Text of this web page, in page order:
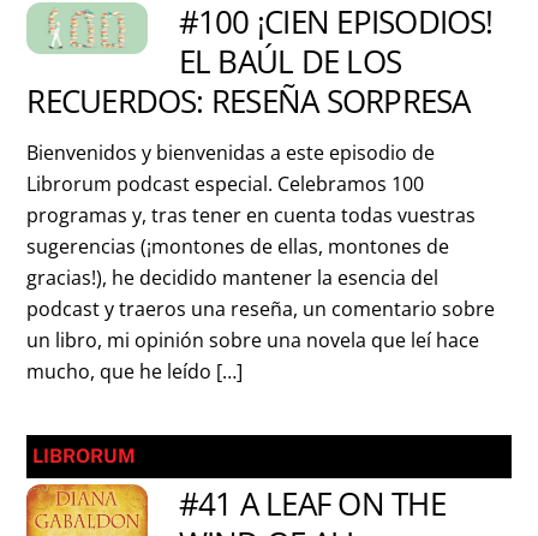
#100 ¡CIEN EPISODIOS!
EL BAÚL DE LOS
RECUERDOS: RESEÑA SORPRESA
Bienvenidos y bienvenidas a este episodio de
Librorum podcast especial. Celebramos 100
programas y, tras tener en cuenta todas vuestras
sugerencias (¡montones de ellas, montones de
gracias!), he decidido mantener la esencia del
podcast y traeros una reseña, un comentario sobre
un libro, mi opinión sobre una novela que leí hace
mucho, que he leído […]
LIBRORUM
#41 A LEAF ON THE